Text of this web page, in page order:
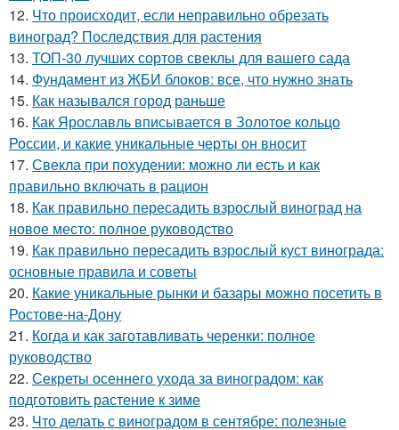
12. Что происходит, если неправильно обрезать
виноград? Последствия для растения
13. ТОП-30 лучших сортов свеклы для вашего сада
14. Фундамент из ЖБИ блоков: все, что нужно знать
15. Как назывался город раньше
16. Как Ярославль вписывается в Золотое кольцо
России, и какие уникальные черты он вносит
17. Свекла при похудении: можно ли есть и как
правильно включать в рацион
18. Как правильно пересадить взрослый виноград на
новое место: полное руководство
19. Как правильно пересадить взрослый куст винограда:
основные правила и советы
20. Какие уникальные рынки и базары можно посетить в
Ростове-на-Дону
21. Когда и как заготавливать черенки: полное
руководство
22. Секреты осеннего ухода за виноградом: как
подготовить растение к зиме
23. Что делать с виноградом в сентябре: полезные